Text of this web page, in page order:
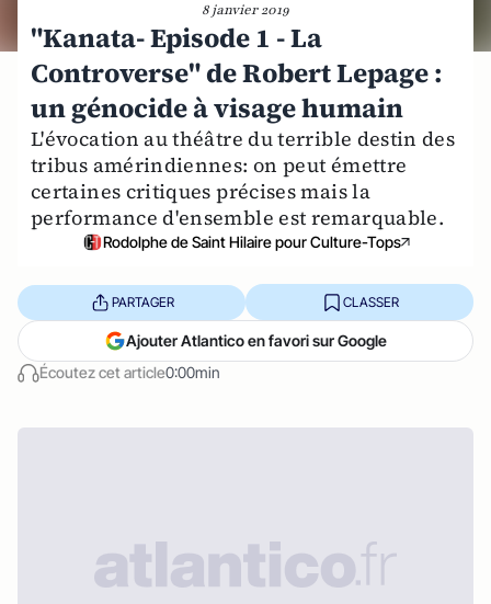
8 janvier 2019
"Kanata- Episode 1 - La
Controverse" de Robert Lepage :
un génocide à visage humain
L'évocation au théâtre du terrible destin des
tribus amérindiennes: on peut émettre
certaines critiques précises mais la
performance d'ensemble est remarquable.
Rodolphe de Saint Hilaire pour Culture-Tops
Écoutez cet article0:00min
PARTAGER CLASSER
Ajouter Atlantico en favori sur Google